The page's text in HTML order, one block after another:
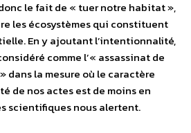
le fait de « tuer notre habitat »,
les écosystèmes qui constituent
En y ajoutant l’intentionnalité,
comme l’« assassinat de
dans la mesure où le caractère
de nos actes est de moins en
scientifiques nous alertent.